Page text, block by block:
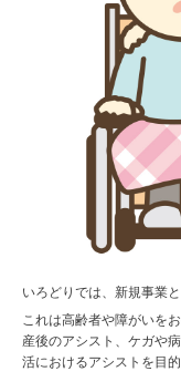
いろどりでは、新規事業
これは高齢者や障がいを
産後のアシスト、ケガや
活におけるアシストを目的